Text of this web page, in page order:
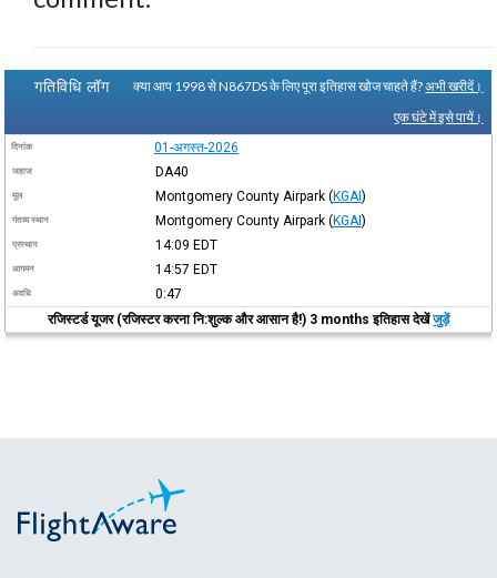
गतिविधि लॉग क्या आप 1998 से N867DS के लिए पूरा इतिहास खोज चाहते हैं?अभी खरीदें।
एक घंटे में इसे पायें।
दिनांक 01-अगस्त-2026
जहाज DA40
मूल Montgomery County Airpark (KGAI)
गंतव्य स्थान Montgomery County Airpark (KGAI)
प्रस्थान 14:09 EDT
आगमन 14:57 EDT
अवधि
0:47
रजिस्टर्ड यूजर (रजिस्टर करना नि:शुल्क और आसान है!) 3 months इतिहास देखेंजुड़ें